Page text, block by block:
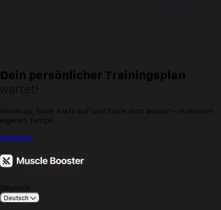
Dein persönlicher Trainingsplan
wartet!
Nimm ab, baue Kraft auf und fühle dich besser – in deinem
eigenen Tempo.
Loslegen
Deutsch
Deutsch